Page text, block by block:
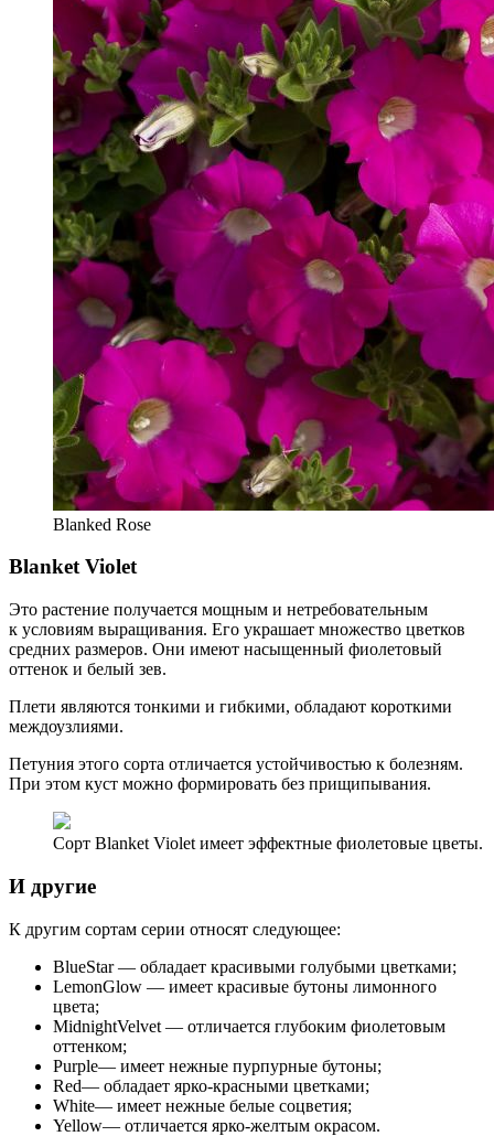
Blanked Rose
Blanket Violet
Это растение получается мощным и нетребовательным
к условиям выращивания. Его украшает множество цветков
средних размеров. Они имеют насыщенный фиолетовый
оттенок и белый зев.
Плети являются тонкими и гибкими, обладают короткими
междоузлиями.
Петуния этого сорта отличается устойчивостью к болезням.
При этом куст можно формировать без прищипывания.
Сорт Blanket Violet имеет эффектные фиолетовые цветы.
И другие
К другим сортам серии относят следующее:
BlueStar — обладает красивыми голубыми цветками;
LemonGlow — имеет красивые бутоны лимонного
цвета;
MidnightVelvet — отличается глубоким фиолетовым
оттенком;
Purple— имеет нежные пурпурные бутоны;
Red— обладает ярко-красными цветками;
White— имеет нежные белые соцветия;
Yellow— отличается ярко-желтым окрасом.